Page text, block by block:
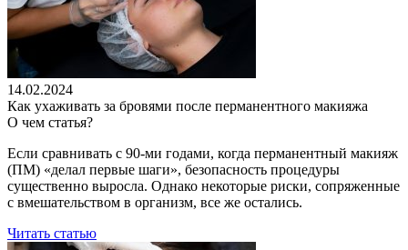
14.02.2024
Как ухаживать за бровями после перманентного макияжа
О чем статья?
Если сравнивать с 90-ми годами, когда перманентный макияж
(ПМ) «делал первые шаги», безопасность процедуры
существенно выросла. Однако некоторые риски, сопряженные
с вмешательством в организм, все же остались.
Читать статью